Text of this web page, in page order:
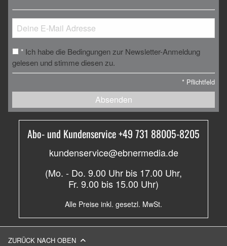
* Ich habe die Bedingungen zur Newsletter-Anmeldung
gelesen und stimme diesen zu.
* Pflichtfeld
Absenden
Abo- und Kundenservice +49 731 88005-8205
kundenservice@ebnermedia.de
(Mo. - Do. 9.00 Uhr bis 17.00 Uhr,
Fr. 9.00 bis 15.00 Uhr)
Alle Preise inkl. gesetzl. MwSt.
ZURÜCK NACH OBEN